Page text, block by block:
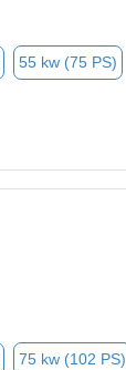
55 kw (75 PS)
75 kw (102 PS)